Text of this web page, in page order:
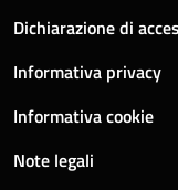
Dichiarazione di
Informativa privacy
Informativa cookie
Note legali